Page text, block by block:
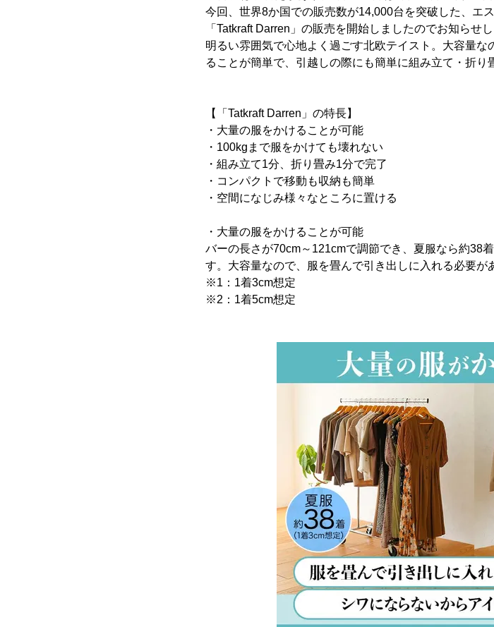
今回、世界8か国での販売数が14,000台を突破した、エ
「Tatkraft Darren」の販売を開始しましたのでお知らせし
明るい雰囲気で心地よく過ごす北欧テイスト。大容量
ることが簡単で、引越しの際にも簡単に組み立て・折り
【「Tatkraft Darren」の特長】
・大量の服をかけることが可能
・100kgまで服をかけても壊れない
・組み立て1分、折り畳み1分で完了
・コンパクトで移動も収納も簡単
・空間になじみ様々なところに置ける
・大量の服をかけることが可能
バーの長さが70cm～121cmで調節でき、夏服なら約
す。大容量なので、服を畳んで引き出しに入れる必要が
※1：1着3cm想定
※2：1着5cm想定